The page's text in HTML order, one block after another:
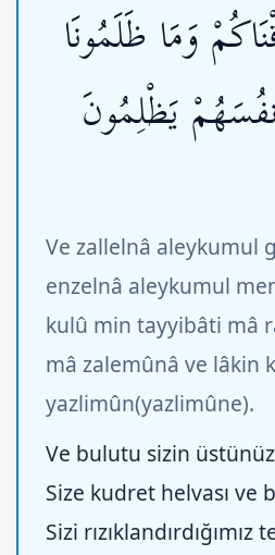
وَمَا ظَلَمُونَا
يَظْلِمُونَ
Ve zallelnâ aleykumul
enzelnâ aleykumul
kulû min tayyibâti mâ
mâ zalemûnâ ve lâkin
yazlimûn(yazlimûne).
Ve bulutu sizin
Size kudret helvası ve
Sizi